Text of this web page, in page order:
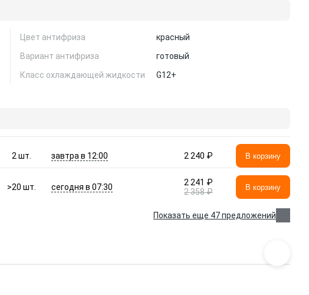
Цвет антифриза
красный
Вариант антифриза
готовый
Класс охлаждающей жидкости
G12+
2шт. завтра в 12:00 2 240 ₽ В корзину
>20шт. сегодня в 07:30
2 241 ₽
2 358 ₽
В корзину
Показать еще 47 предложений